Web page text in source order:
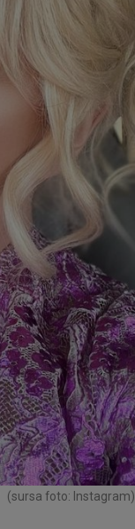
(sursa foto: Instagram)